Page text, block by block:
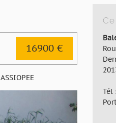
16900 €
Tél